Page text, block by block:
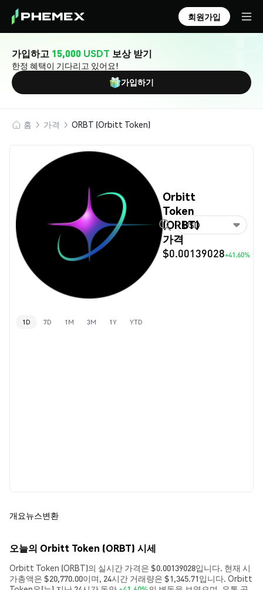
회원가입
가입하고 15,000 USDT 보상 받기
한정 혜택이 기다리고 있어요!
가입하기
홈 가격 ORBT (Orbitt Token)
Orbitt
Token
(ORBT)
가격
$0.00139028+41.60%
USD
1D 7D 1M 3M 1Y YTD
개요뉴스변환
오늘의 Orbitt Token (ORBT) 시세
Orbitt Token (ORBT)의 실시간 가격은 $0.00139028입니다. 현재 시
가총액은 $20,770.00이며, 24시간 거래량은 $1,345.71입니다. Orbitt